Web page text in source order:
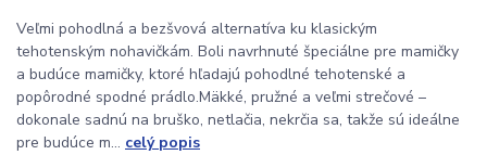
Veľmi pohodlná a bezšvová alternatíva ku klasickým
tehotenským nohavičkám. Boli navrhnuté špeciálne pre mamičky
a budúce mamičky, ktoré hľadajú pohodlné tehotenské a
popôrodné spodné prádlo.Mäkké, pružné a veľmi strečové –
dokonale sadnú na bruško, netlačia, nekrčia sa, takže sú ideálne
pre budúce m... celý popis